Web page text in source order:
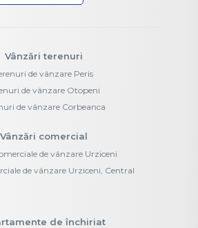
Vânzări terenuri
de vânzare Peris
de vânzare Otopeni
de vânzare Corbeanca
Vânzări comercial
de vânzare Urziceni
de vânzare Urziceni, Central
de închiriat